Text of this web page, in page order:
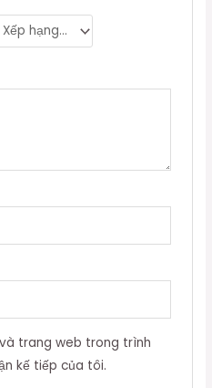
trang web trong trình
kế tiếp của tôi.